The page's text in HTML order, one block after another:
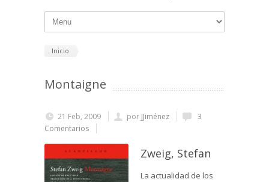
Inicio
Montaigne
21 Feb, 2009 por JJiménez
3
Comentarios
Zweig, Stefan
La actualidad de los